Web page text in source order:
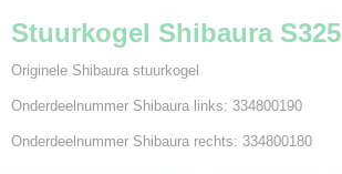
0,50 Kg
Stuurkogel Shibaura S325
Originele Shibaura stuurkogel
Onderdeelnummer Shibaura links: 334800190
Onderdeelnummer Shibaura rechts: 334800180